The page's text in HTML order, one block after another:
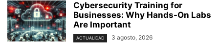
Cybersecurity Training for
Businesses: Why Hands-On Labs
Are Important
ACTUALIDAD 3 agosto, 2026